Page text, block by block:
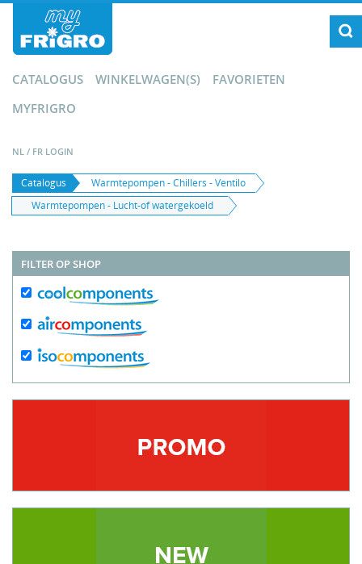
CATALOGUS WINKELWAGEN(S)
FAVORIETEN
MYFRIGRO
NL / FR LOGIN
Catalogus
Warmtepompen - Chillers - Ventilo
Warmtepompen - Lucht-of watergekoeld
FILTER OP SHOP